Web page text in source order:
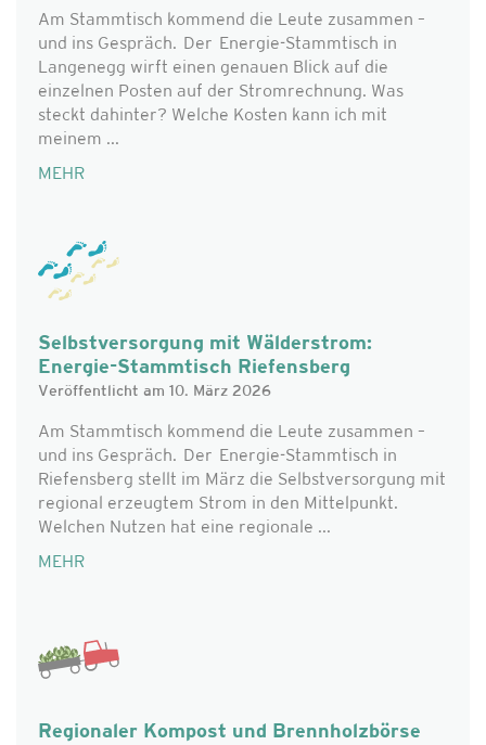
Am Stammtisch kommend die Leute zusammen –
und ins Gespräch. Der Energie-Stammtisch in
Langenegg wirft einen genauen Blick auf die
einzelnen Posten auf der Stromrechnung. Was
steckt dahinter? Welche Kosten kann ich mit
meinem ...
MEHR
Selbstversorgung mit Wälderstrom:
Energie-Stammtisch Riefensberg
Veröffentlicht am 10. März 2026
Am Stammtisch kommend die Leute zusammen –
und ins Gespräch. Der Energie-Stammtisch in
Riefensberg stellt im März die Selbstversorgung mit
regional erzeugtem Strom in den Mittelpunkt.
Welchen Nutzen hat eine regionale ...
MEHR
Regionaler Kompost und Brennholzbörse